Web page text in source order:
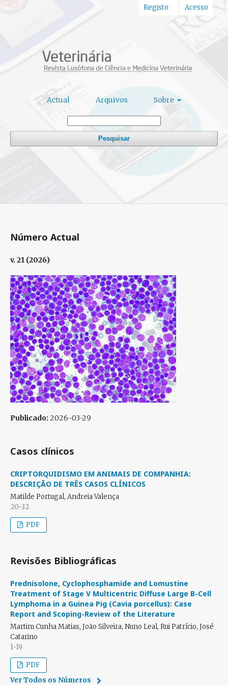
Actual Arquivos Sobre
Pesquisar
Registo Acesso
Número Actual
v. 21 (2026)
Publicado: 2026-03-29
Casos clínicos
CRIPTORQUIDISMO EM ANIMAIS DE COMPANHIA:
DESCRIÇÃO DE TRÊS CASOS CLÍNICOS
Matilde Portugal, Andreia Valença
20-32
PDF
Revisões Bibliográficas
Prednisolone, Cyclophosphamide and Lomustine
Treatment of Stage V Multicentric Diffuse Large B-Cell
Lymphoma in a Guinea Pig (Cavia porcellus): Case
Report and Scoping-Review of the Literature
Martim Cunha Matias, João Silveira, Nuno Leal, Rui Patrício, José
Catarino
1-19
PDF
Ver Todos os Números